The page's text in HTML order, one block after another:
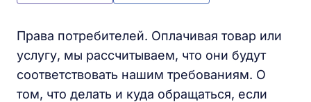
Права потребителей. Оплачивая товар или
услугу, мы рассчитываем, что они будут
соответствовать нашим требованиям. О
том, что делать и куда обращаться, если